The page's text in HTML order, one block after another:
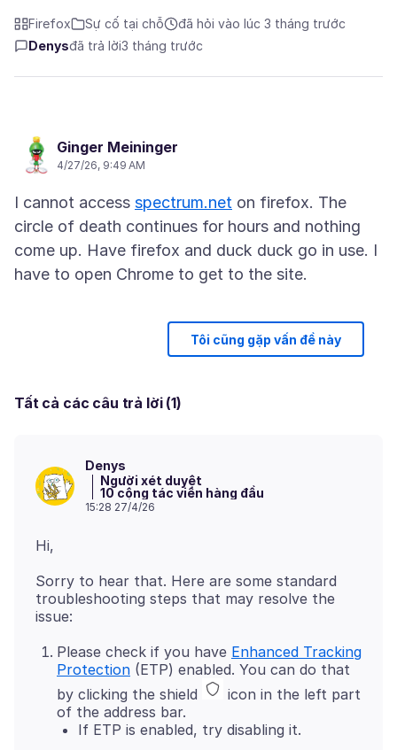
Firefox Sự cố tại chỗ
đã hỏi vào lúc 3 tháng trước
Denysđã trả lời3 tháng trước
Ginger Meininger
4/27/26, 9:49 AM
I cannot access spectrum.net on firefox. The
circle of death continues for hours and nothing
come up. Have firefox and duck duck go in use. I
Tôi cũng gặp vấn đề này
Tất cả các câu trả lời (1)
Denys
Người xét duyệt
10 cộng tác viên hàng đầu
15:28 27/4/26
Sorry to hear that. Here are some standard
troubleshooting steps that may resolve the
Please check if you have Enhanced Tracking
Protection (ETP) enabled. You can do that
by clicking the shield
icon in the left part
of the address bar.
If ETP is enabled, try disabling it.